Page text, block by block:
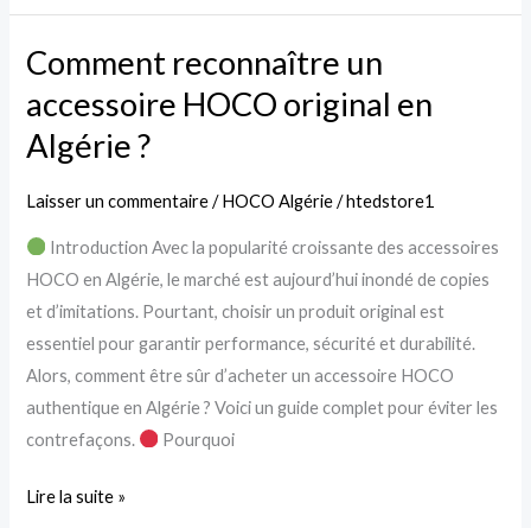
Comment reconnaître un
accessoire HOCO original en
Algérie ?
Laisser un commentaire /HOCO Algérie/htedstore1
Introduction Avec la popularité croissante des accessoires
HOCO en Algérie, le marché est aujourd’hui inondé de copies
et d’imitations. Pourtant, choisir un produit original est
essentiel pour garantir performance, sécurité et durabilité.
Alors, comment être sûr d’acheter un accessoire HOCO
authentique en Algérie ? Voici un guide complet pour éviter les
contrefaçons.
Pourquoi
Comment
un
accessoire
en
Algérie
?
Lire la suite »